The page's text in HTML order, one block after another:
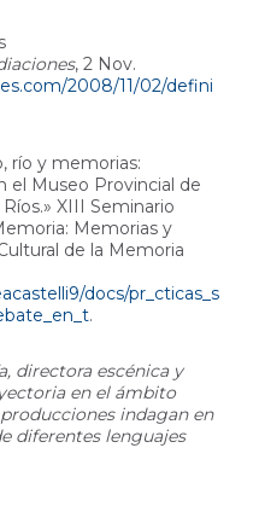
, 2 Nov.
2008/11/02/defini
río y memorias:
el Museo Provincial de
XIII Seminario
Memorias y
de la Memoria
docs/pr_cticas_s
.
directora escénica y
en el ámbito
indagan en
diferentes lenguajes